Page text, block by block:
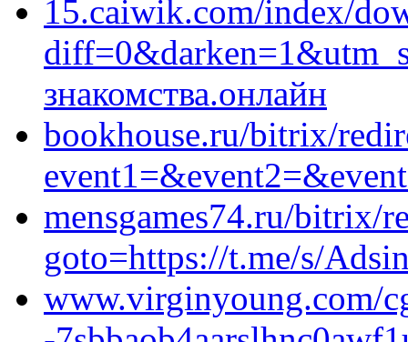
15.caiwik.com/index/
знакомства.онлайн
bookhouse.ru/bitrix/
mensgames74.ru/bitrix/
goto=https://t.me/s/
www.virginyoung.com/